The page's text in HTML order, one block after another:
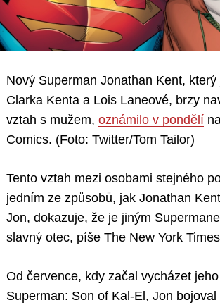
Nový Superman Jonathan Kent, který
Clarka Kenta a Lois Laneové, brzy
vztah s mužem, oznámilo v pondělí
Comics. (Foto: Twitter/Tom Tailor)
Tento vztah mezi osobami stejného
jedním ze způsobů, jak Jonathan
Jon, dokazuje, že je jiným
slavný otec, píše The New York
Od července, kdy začal vycházet
Superman: Son of Kal-El, Jon